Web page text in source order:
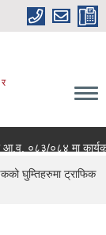
०८३/०८४ मा कार्यक्रम
घुम्तिहरुमा ट्राफिक